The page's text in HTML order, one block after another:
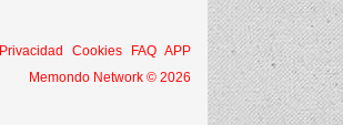
Privacidad Cookies FAQ APP
Memondo Network © 2026